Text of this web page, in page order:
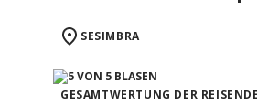
SESIMBRA
GESAMTWERTUNG DER